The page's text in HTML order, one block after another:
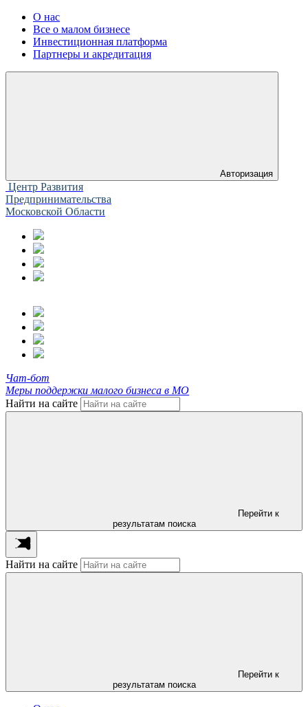
О нас
Все о малом бизнесе
Инвестиционная платформа
Партнеры и акредитация
Авторизация
Центр Развития
Предпринимательства
Московской Области
Чат-бот
Меры поддержки малого бизнеса в МО
Найти на сайте
Перейти к
результатам поиска
Найти на сайте
Перейти к
результатам поиска